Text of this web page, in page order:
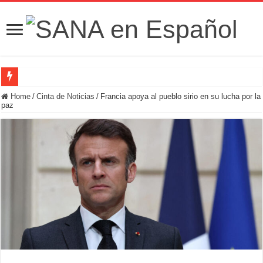
Fuerzas de Seguridad hallan fosa común con nueve cadáveres en la zona rural
Home / Cinta de Noticias / Francia apoya al pueblo sirio en su lucha por la
paz